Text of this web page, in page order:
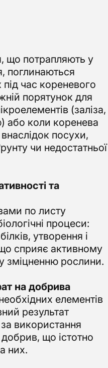
що потрапляють у
поглинаються
час кореневого
порятунок для
(заліза,
або коли коренева
посухи,
чи недостатньої
та
по листу
процеси:
утворення і
сприяє активному
зміцненню рослини.
на добрива
елементів
результат
використання
добрив, що істотно
них.